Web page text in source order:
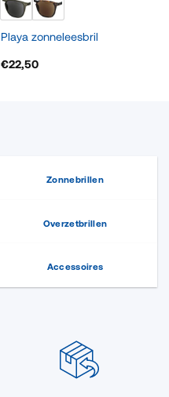
Playa zonneleesbril
€22,50
Zonnebrillen
Overzetbrillen
Accessoires